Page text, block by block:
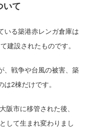
いて
いる築港赤レンガ倉庫は
建設されたものです。
、戦争や台風の被害、築
2棟だけです。
阪市に移管された後、
して生まれ変わりまし